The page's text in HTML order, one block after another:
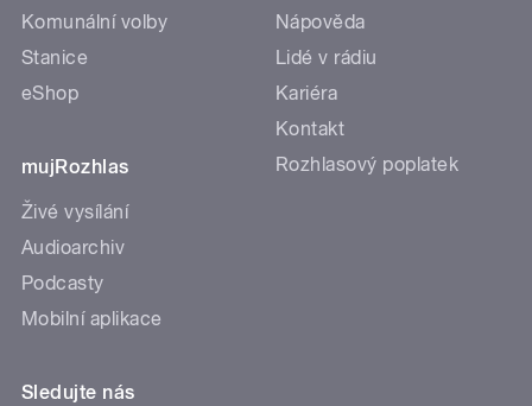
Komunální volby
Stanice
eShop
mujRozhlas
Živé vysílání
Audioarchiv
Podcasty
Mobilní aplikace
Nápověda
Lidé v rádiu
Kariéra
Kontakt
Rozhlasový poplatek
Sledujte nás